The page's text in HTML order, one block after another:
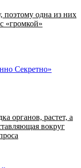
поэтому одна из них
«громкой»
органов, растет, а
вокруг